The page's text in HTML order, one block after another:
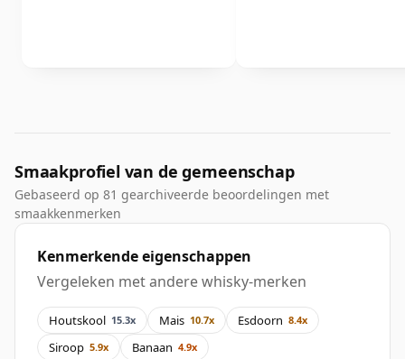
Smaakprofiel van de gemeenschap
Gebaseerd op 81 gearchiveerde beoordelingen met
smaakkenmerken
Kenmerkende eigenschappen
Vergeleken met andere whisky-merken
Houtskool 15.3x Mais 10.7x Esdoorn 8.4x
Siroop 5.9x Banaan 4.9x